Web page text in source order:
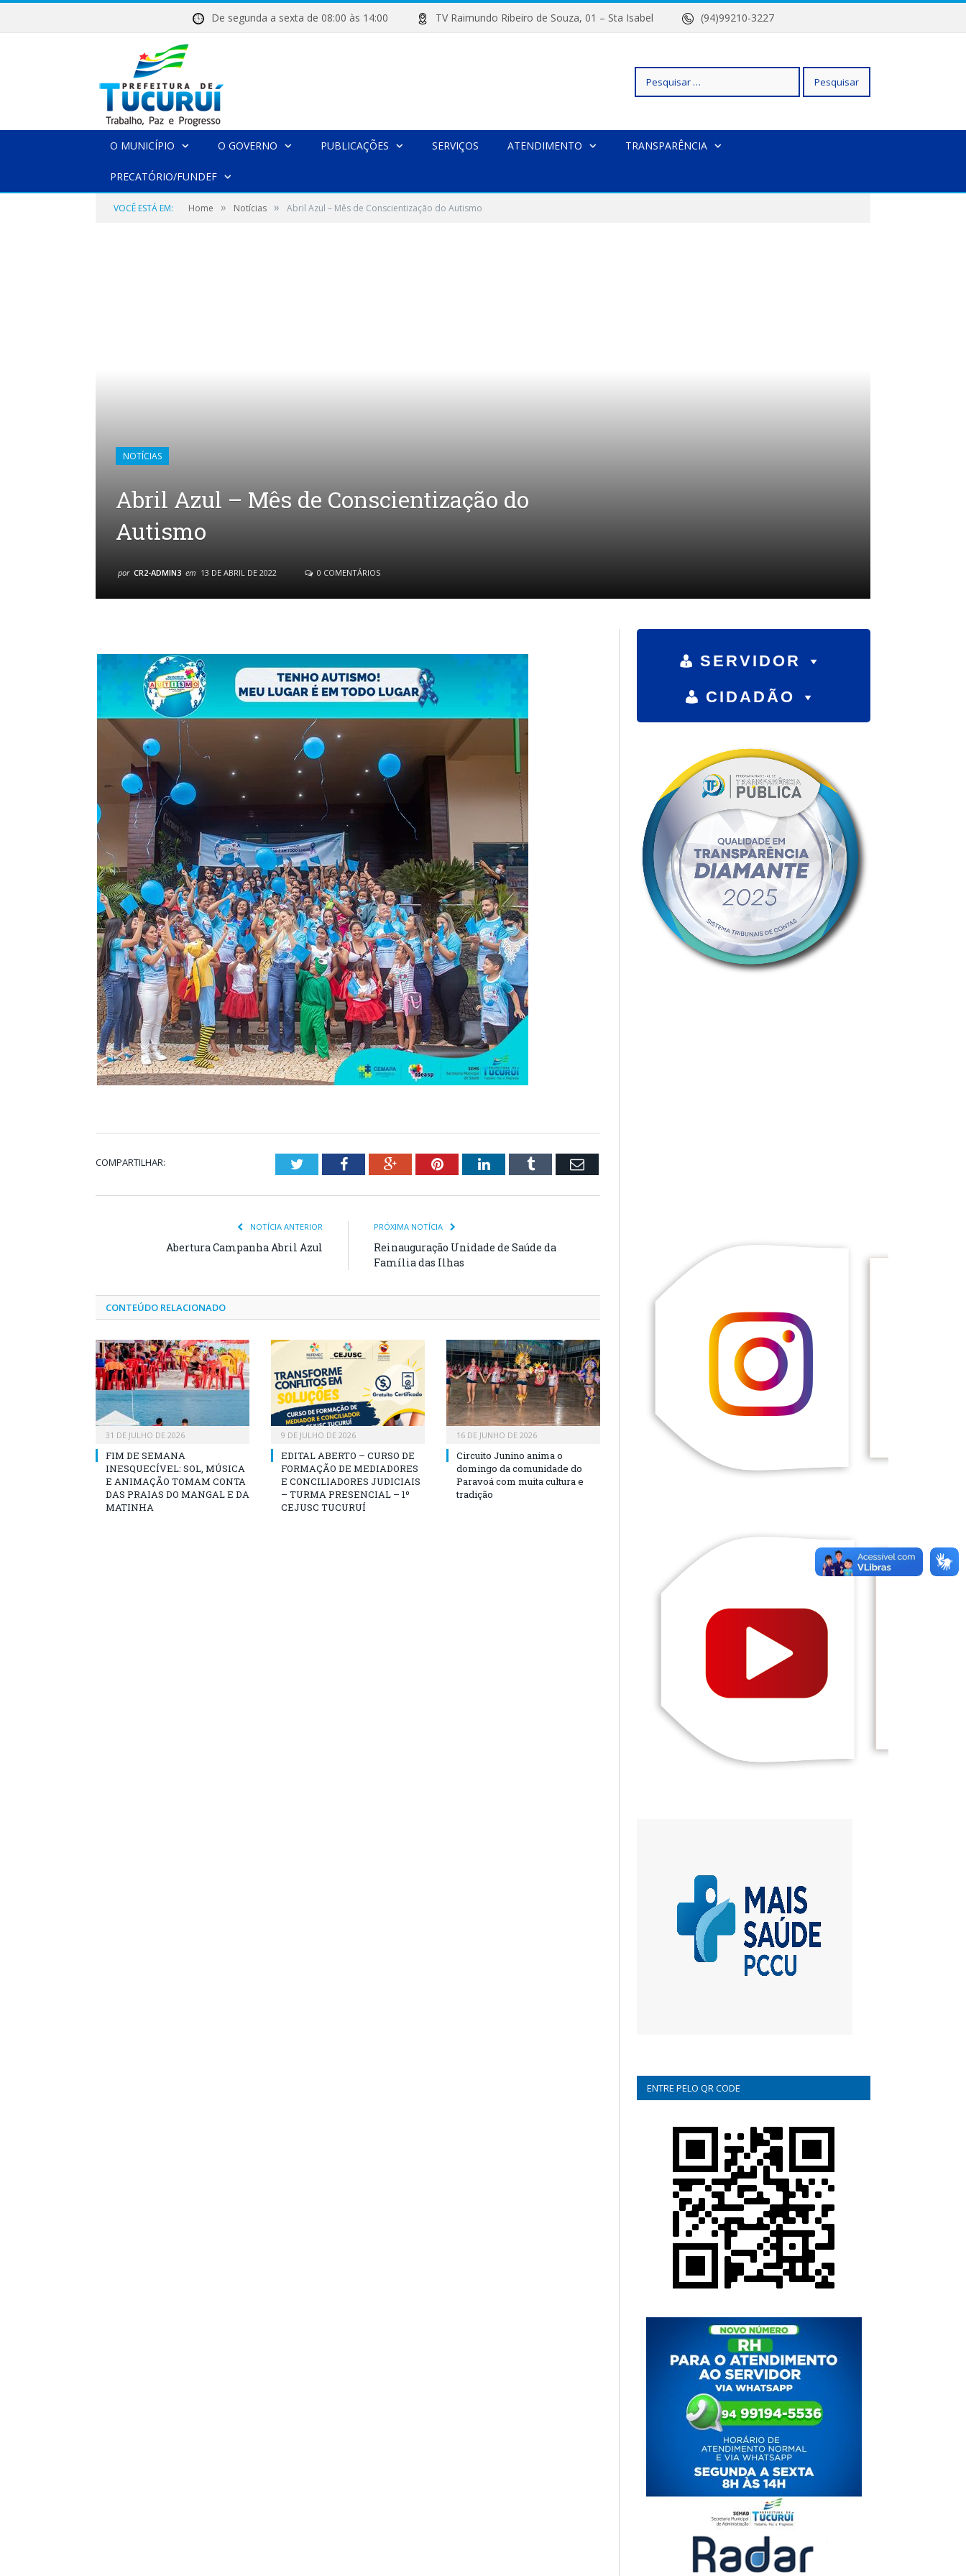
De segunda a sexta de 08:00 às 14:00 TV Raimundo Ribeiro de Souza, 01 – Sta Isabel (94)99210-3227
Pesquisar
O MUNICÍPIO O GOVERNO PUBLICAÇÕES SERVIÇOS ATENDIMENTO TRANSPARÊNCIA
PRECATÓRIO/FUNDEF
VOCÊ ESTÁ EM: Home » Notícias » Abril Azul – Mês de Conscientização do Autismo
NOTÍCIAS
Abril Azul – Mês de Conscientização do
Autismo
por CR2-ADMIN3 em 13 DE ABRIL DE 2022 0 COMENTÁRIOS
COMPARTILHAR: TwitterFacebookGoogle+PinterestLinkedInTumblr Email
NOTÍCIA ANTERIOR
Abertura Campanha Abril Azul
PRÓXIMA NOTÍCIA
Reinauguração Unidade de Saúde da
Família das Ilhas
CONTEÚDO RELACIONADO
31 DE JULHO DE 2026
FIM DE SEMANA
INESQUECÍVEL: SOL, MÚSICA
E ANIMAÇÃO TOMAM CONTA
DAS PRAIAS DO MANGAL E DA
MATINHA
9 DE JULHO DE 2026
EDITAL ABERTO – CURSO DE
FORMAÇÃO DE MEDIADORES
E CONCILIADORES JUDICIAIS
– TURMA PRESENCIAL – 1º
CEJUSC TUCURUÍ
16 DE JUNHO DE 2026
Circuito Junino anima o
domingo da comunidade do
Paravoá com muita cultura e
tradição
SERVIDOR
CIDADÃO
ENTRE PELO QR CODE